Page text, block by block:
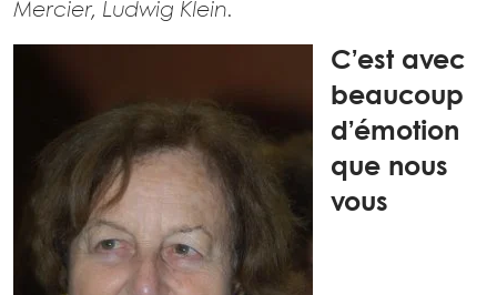
Mercier, Ludwig Klein.
C’est avec
beaucoup
d’émotion
que nous
vous